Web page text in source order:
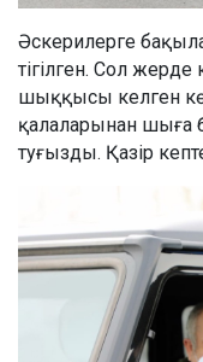
Әскерилерге
тігілген. Сол
шыққысы келген
қалаларынан шыға
туғызды. Қазір